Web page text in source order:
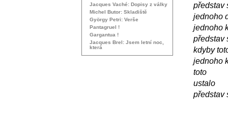
představ
jednoho
jednoho
představ
kdyby
jednoho
toto
ustalo
představ
Jacques Vaché: Dopisy z války
Michel Butor: Skladiště
György Petri: Verše
Pantagruel !
Gargantua !
Jacques Brel: Jsem letní noc,
která